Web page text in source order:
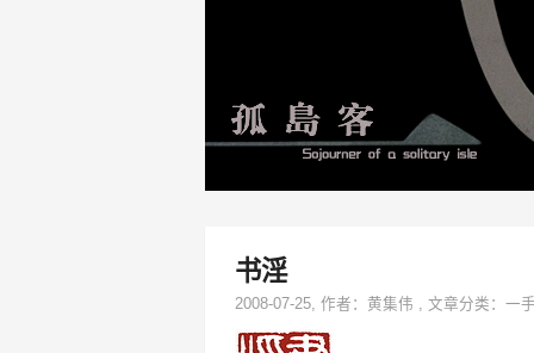
书淫
2008-07-25, 作者： 黄集伟 , 文章分类： 一